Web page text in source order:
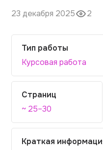
Отзывы
23 декабря 2025 2
Тип работы
Курсовая работа
Страниц
~ 25–30
Краткая